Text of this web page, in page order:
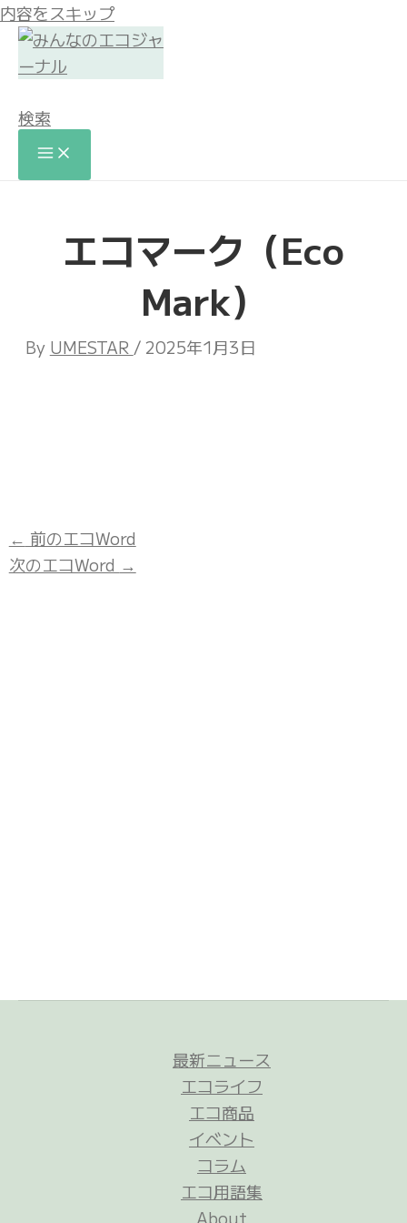
内容をスキップ
検索
エコマーク（Eco
Mark）
By UMESTAR / 2025年1月3日
← 前のエコWord
次のエコWord →
最新ニュース
エコライフ
エコ商品
イベント
コラム
エコ用語集
About